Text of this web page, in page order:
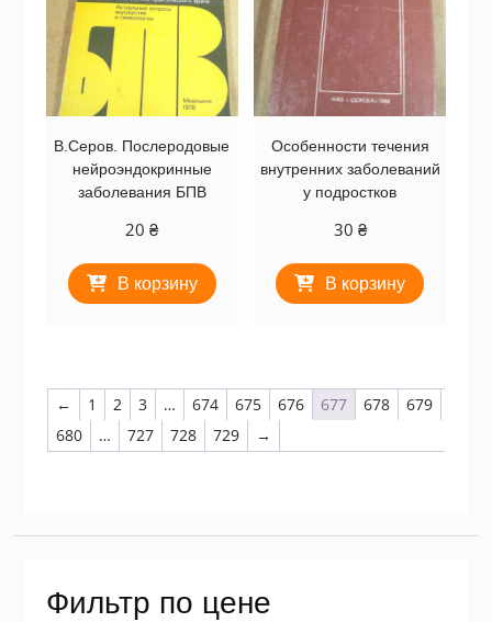
В.Серов. Послеродовые
нейроэндокринные
заболевания БПВ
20₴
В корзину
Особенности течения
внутренних заболеваний
у подростков
30 ₴
В корзину
← 1 2 3 … 674 675 676 677 678
679
680
… 727 728 729 →
Фильтр по цене